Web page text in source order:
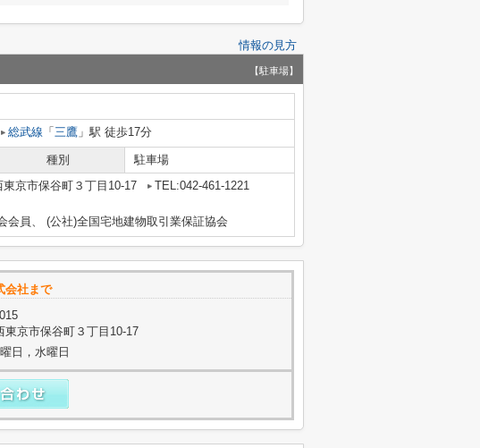
情報の見方
【駐車場】
総武線 「 三鷹 」駅 徒歩17分
種別 駐車場
東京市保谷町３丁目10-17
TEL:042-461-1221
会員、 (公社)全国宅地建物取引業保証協会
会社まで
東京市保谷町３丁目10-17
日，水曜日